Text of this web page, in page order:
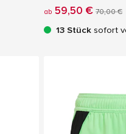
ab 59,50 € 70,00 €
13 Stück sofort